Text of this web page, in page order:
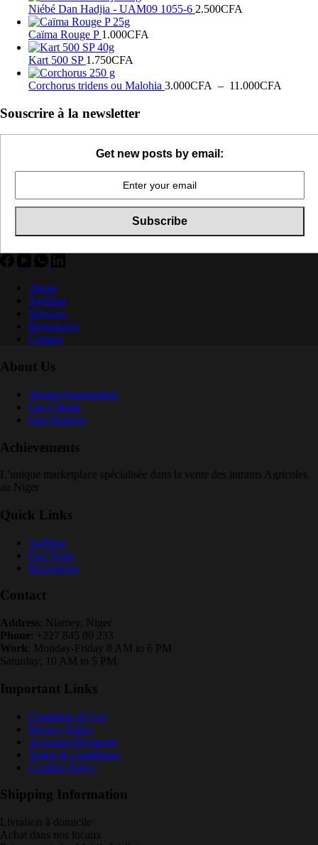
prix :
Niébé Dan Hadjia - UAM09 1055-6 2.500CFA
Caïma Rouge P 1.000CFA
Kart 500 SP 1.750CFA
Corchorus tridens ou Malohia 3.000CFA – 11.000CFA
à
Souscrire à la newsletter
Get new posts by email:
About
AgShop
Services
Ressources
Contact
About Us
About Organization
Our Clients
Our Partners
Achievements
L’unique marketplace spécialisée dans la vente des intrants Agricoles
au Niger
Quick Links
AgShop
Our Team
Ressources
Contact
Address: Niamey, Niger
Phone: +227 845 80 233
Work : Monday-Friday 8 AM to 6 PM
Saturday: 10 AM to 5 PM
Important Links
Condition of Use
Privacy Policy
Accepted Payments
Terms & Conditions
Cookies Policy
Shipping Information
Livraison à domicile
Achat dans nos locaux